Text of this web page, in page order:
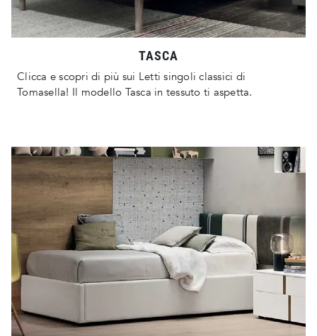
TASCA
Clicca e scopri di più sui Letti singoli classici di
Tomasella! Il modello Tasca in tessuto ti aspetta.